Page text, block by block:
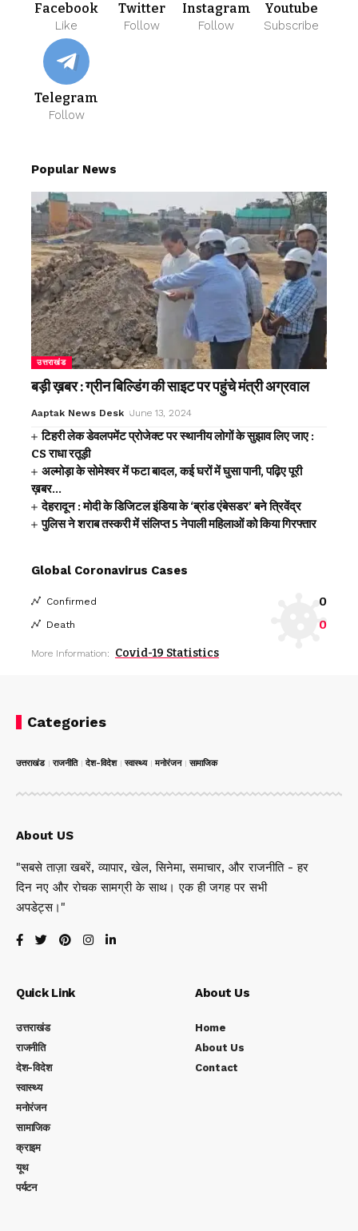
Facebook
Like
Twitter
Follow
Instagram
Follow
Youtube
Subscribe
Telegram
Follow
Popular News
उत्तराखंड
बड़ी ख़बर : ग्रीन बिल्डिंग की साइट पर पहुंचे मंत्री अग्रवाल
Aaptak News Desk June 13, 2024
टिहरी लेक डेवलपमेंट प्रोजेक्ट पर स्थानीय लोगों के सुझाव लिए जाए :
CS राधा रतूड़ी
अल्मोड़ा के सोमेश्वर में फटा बादल, कई घरों में घुसा पानी, पढ़िए पूरी
ख़बर…
देहरादून : मोदी के डिजिटल इंडिया के ‘ब्रांड एंबेसडर’ बने त्रिवेंद्र
पुलिस ने शराब तस्करी में संलिप्त 5 नेपाली महिलाओं को किया गिरफ्तार
Global Coronavirus Cases
Confirmed 0
Death 0
More Information: Covid-19 Statistics
Categories
उत्तराखंड राजनीति देश-विदेश स्वास्थ्य मनोरंजन सामाजिक
About US
"सबसे ताज़ा खबरें, व्यापार, खेल, सिनेमा, समाचार, और राजनीति - हर
दिन नए और रोचक सामग्री के साथ। एक ही जगह पर सभी
अपडेट्स।"
Quick Link
उत्तराखंड
राजनीति
देश-विदेश
स्वास्थ्य
मनोरंजन
सामाजिक
क्राइम
यूथ
पर्यटन
About Us
Home
About Us
Contact